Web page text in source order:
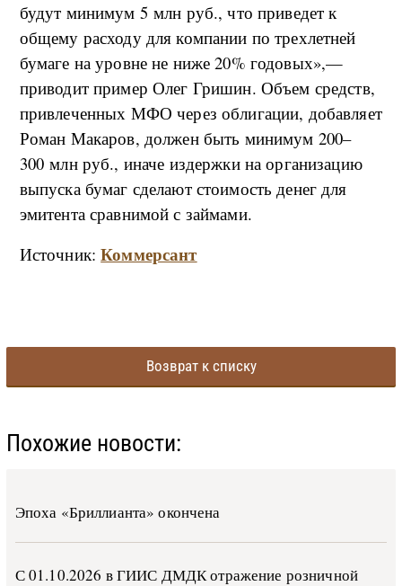
будут минимум 5 млн руб., что приведет к
общему расходу для компании по трехлетней
бумаге на уровне не ниже 20% годовых»,—
приводит пример Олег Гришин. Объем средств,
привлеченных МФО через облигации, добавляет
Роман Макаров, должен быть минимум 200–
300 млн руб., иначе издержки на организацию
выпуска бумаг сделают стоимость денег для
эмитента сравнимой с займами.
Источник:Коммерсант
Возврат к списку
Похожие новости:
Эпоха «Бриллианта» окончена
С 01.10.2026 в ГИИС ДМДК от­ра­же­ние роз­ни­ч­ной